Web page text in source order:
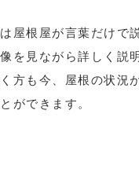
屋根屋が言葉だけで
を見ながら詳しく説
方も今、屋根の状況
ができます。